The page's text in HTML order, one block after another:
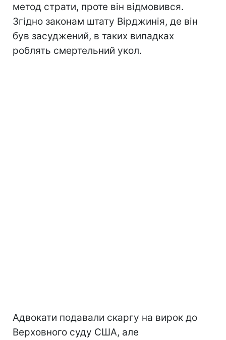
метод страти, проте він відмовився.
Згідно законам штату Вірджинія, де він
був засуджений, в таких випадках
роблять смертельний укол.
Адвокати подавали скаргу на вирок до
Верховного суду США, але